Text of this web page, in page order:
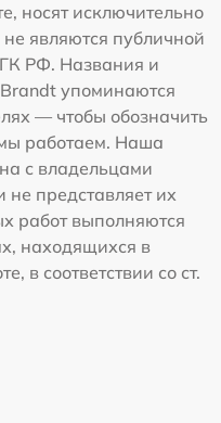
носят исключительно
являются публичной
ГК РФ. Названия и
упоминаются
— чтобы обозначить
работаем. Наша
с владельцами
представляет их
работ выполняются
находящихся в
в соответствии со ст.